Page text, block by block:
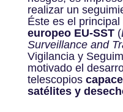
realizar un
Éste es el
europeo EU-SST(
Surveillance and
Vigilancia y
motivado el
telescopios
satélites y